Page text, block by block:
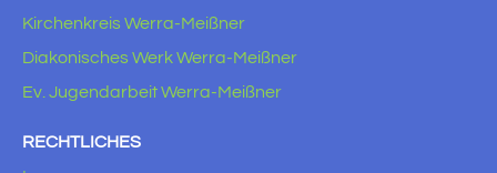
Kirchenkreis Werra-Meißner
Diakonisches Werk Werra-Meißner
Ev. Jugendarbeit Werra-Meißner
RECHTLICHES